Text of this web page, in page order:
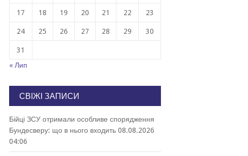
17 18 19 20 21 22 23
24 25 26 27 28 29 30
31
« Лип
СВІЖІ ЗАПИСИ
Бійці ЗСУ отримали особливе спорядження
Бундесверу: що в нього входить 08.08.2026
04:06